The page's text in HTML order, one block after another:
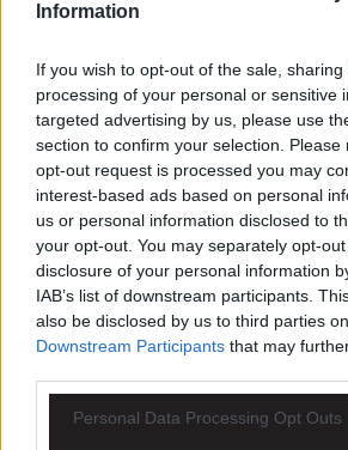
Information
If you wish to opt-out of the sale,
processing of your personal or sensitive
targeted advertising by us, please use
section to confirm your selection.
opt-out request is processed you may
interest-based ads based on personal
us or personal information disclosed to
your opt-out. You may separately opt-
disclosure of your personal information
IAB’s list of downstream participants.
also be disclosed by us to third parties
Downstream Participants that may
Personal Data Processing Opt Outs
Καμμιά ανησυχία για
Ο Χαντμπολίστας της ΑΕΚ αποχώρησε
αναμέτρηση της ΑΕΚ με τον Φίλιππό,